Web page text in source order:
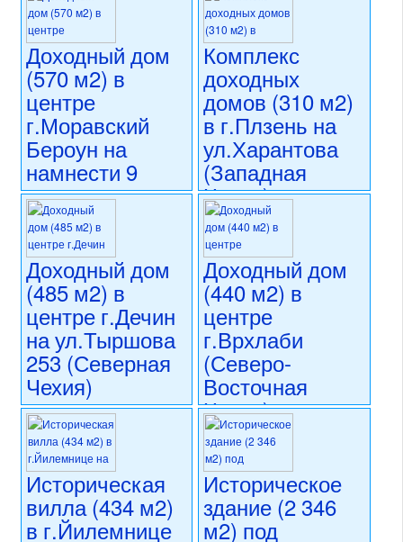
состояние: стандарт
номер объекта:
12 900 000 CZK
регион:Восточная Чехия
раздел: объекты для
коммерческого использования
состояние: стандарт
номер объекта:20645
Доходный дом
(570 м2) в
центре
г.Моравский
Бероун на
намнести 9
кветна
(Северная
Моравия)
13 900 000 CZK
регион:Северная Моравия
раздел: объекты для
коммерческого использования
состояние: стандарт
номер объекта:20643
Комплекс
доходных
домов (310 м2)
в г.Плзень на
ул.Харантова
(Западная
Чехия)
17 500 000 CZK
регион:Западная Чехия
раздел: объекты для
коммерческого использования
состояние: стандарт
номер объекта:
Доходный дом
(485 м2) в
центре г.Дечин
на ул.Тыршова
253 (Северная
Чехия)
17 500 000 CZK
регион:Северная Чехия
раздел: объекты для
коммерческого использования
состояние: стандарт
номер объекта: 20617
Доходный дом
(440 м2) в
центре
г.Врхлаби
(Северо-
Восточная
Чехия) на
ул.Крконошска
14 380 000 CZK
регион:Северо-Восточная
Чехия
раздел: объекты для
коммерческого использования
Историческая
вилла (434 м2)
в г.Йилемнице
Историческое
здание (2 346
м2) под